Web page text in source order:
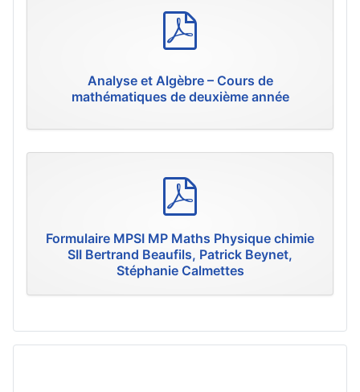
Analyse et Algèbre – Cours de
mathématiques de deuxième année
Formulaire MPSI MP Maths Physique chimie
SII Bertrand Beaufils, Patrick Beynet,
Stéphanie Calmettes